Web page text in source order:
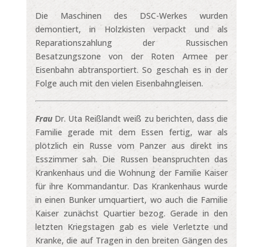
Die Maschinen des DSC-Werkes wurden
demontiert, in Holzkisten verpackt und als
Reparationszahlung der Russischen
Besatzungszone von der Roten Armee per
Eisenbahn abtransportiert. So geschah es in der
Folge auch mit den vielen Eisenbahngleisen.
FrauDr. Uta Reißlandt weiß zu berichten, dass die
Familie gerade mit dem Essen fertig, war als
plötzlich ein Russe vom Panzer aus direkt ins
Esszimmer sah. Die Russen beanspruchten das
Krankenhaus und die Wohnung der Familie Kaiser
für ihre Kommandantur. Das Krankenhaus wurde
in einen Bunker umquartiert, wo auch die Familie
Kaiser zunächst Quartier bezog. Gerade in den
letzten Kriegstagen gab es viele Verletzte und
Kranke, die auf Tragen in den breiten Gängen des